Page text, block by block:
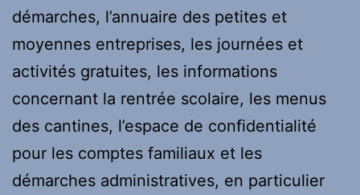
démarches, l’annuaire des petites et
moyennes entreprises, les journées et
activités gratuites, les informations
concernant la rentrée scolaire, les menus
des cantines, l’espace de confidentialité
pour les comptes familiaux et les
démarches administratives, en particulier